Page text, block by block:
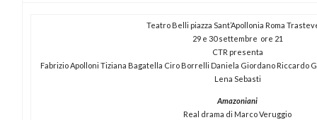
Teatro Belli piazza Sant’Apollonia Roma
29 e 30 settembre ore 21
CTR presenta
Fabrizio Apolloni Tiziana Bagatella Ciro Borrelli Daniela Giordano Riccardo
Lena Sebasti
Amazoniani
Real drama di Marco Veruggio